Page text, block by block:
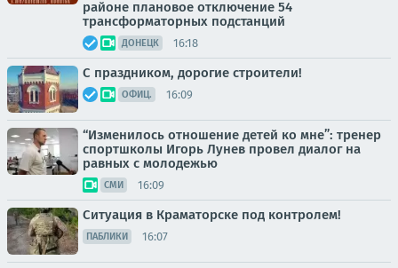
районе плановое отключение 54
трансформаторных подстанций
ДОНЕЦК 16:18
С праздником, дорогие строители!
ОФИЦ. 16:09
“Изменилось отношение детей ко мне”: тренер
спортшколы Игорь Лунев провел диалог на
равных с молодежью
СМИ 16:09
Ситуация в Краматорске под контролем!
ПАБЛИКИ 16:07